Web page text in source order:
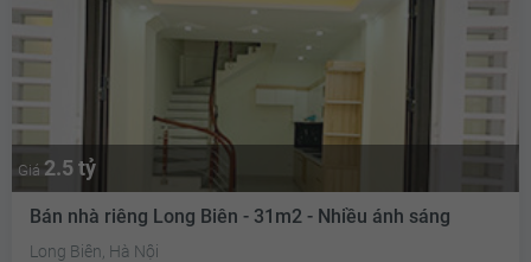
Giá 2.5 tỷ
Bán nhà riêng Long Biên - 31m2 - Nhiều ánh sáng
Long Biên, Hà Nội